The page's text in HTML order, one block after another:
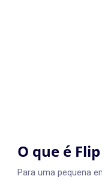
O que é
Para uma pequena